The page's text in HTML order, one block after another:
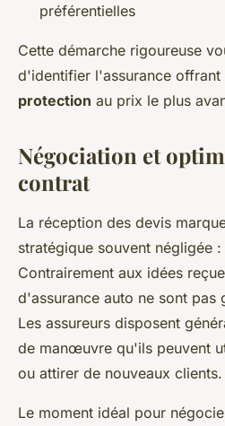
préférentielles
Cette démarche rigoureuse
d'identifier l'assurance offrant
protection au prix le plus
Négociation et
contrat
La réception des devis
stratégique souvent négligée :
Contrairement aux idées
d'assurance auto ne sont pas
Les assureurs disposent
de manœuvre qu'ils peuvent
ou attirer de nouveaux clients.
Le moment idéal pour